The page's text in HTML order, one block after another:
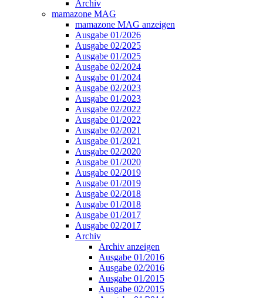
Archiv
mamazone MAG
mamazone MAG anzeigen
Ausgabe 01/2026
Ausgabe 02/2025
Ausgabe 01/2025
Ausgabe 02/2024
Ausgabe 01/2024
Ausgabe 02/2023
Ausgabe 01/2023
Ausgabe 02/2022
Ausgabe 01/2022
Ausgabe 02/2021
Ausgabe 01/2021
Ausgabe 02/2020
Ausgabe 01/2020
Ausgabe 02/2019
Ausgabe 01/2019
Ausgabe 02/2018
Ausgabe 01/2018
Ausgabe 01/2017
Ausgabe 02/2017
Archiv
Archiv anzeigen
Ausgabe 01/2016
Ausgabe 02/2016
Ausgabe 01/2015
Ausgabe 02/2015